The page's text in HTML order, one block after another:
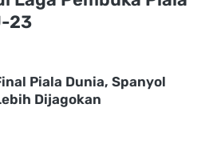
23
Piala Dunia, Spanyol
Dijagokan